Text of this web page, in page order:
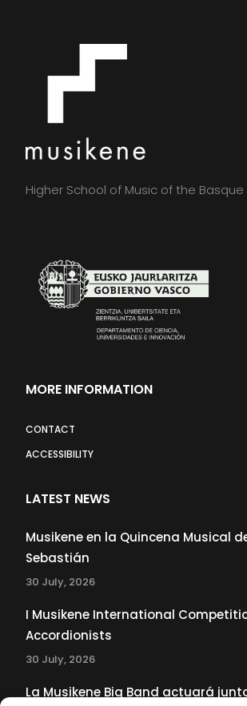
Higher School of Music of the
MORE INFORMATION
CONTACT
ACCESSIBILITY
LATEST NEWS
Musikene en la Quincena Musical
Sebastián
30 July, 2026
I Musikene International
Accordionists
30 July, 2026
La Musikene Big Band actuará